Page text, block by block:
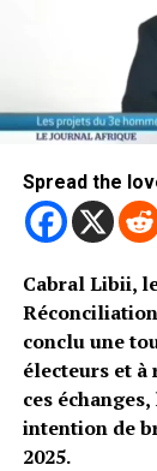
Spread the
Cabral Libii,
conclu une
électeurs et
ces
intention de
2025.